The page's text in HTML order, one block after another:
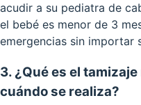
acudir a su pediatra de
el bebé es menor de 3
emergencias sin importar
3. ¿Qué es el
cuándo se realiza?